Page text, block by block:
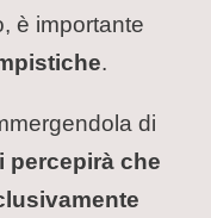
è importante
.
di
percepirà che